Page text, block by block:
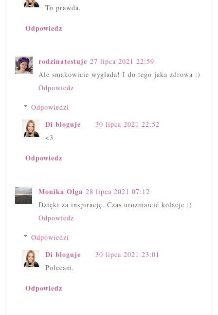
To prawda.
Odpowiedz
rodzinatestuje 27 lipca 2021 22:59
Ale smakowicie wyglada! I do tego jaka zdrowa :)
Odpowiedz
Odpowiedzi
Di bloguje
30 lipca 2021 22:52
<3
Odpowiedz
Monika Olga 28 lipca 2021 07:12
Dzięki za inspirację. Czas urozmaicić kolacje :)
Odpowiedz
Odpowiedzi
Di bloguje
30 lipca 2021 23:01
Polecam.
Odpowiedz